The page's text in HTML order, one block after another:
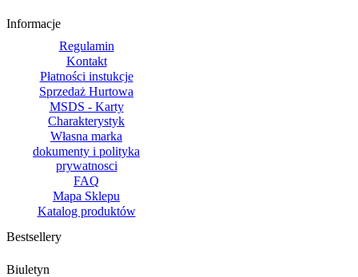
Informacje
Regulamin
Kontakt
Płatności instukcje
Sprzedaż Hurtowa
MSDS - Karty
Charakterystyk
Własna marka
dokumenty i polityka
prywatnosci
FAQ
Mapa Sklepu
Katalog produktów
Bestsellery
Biuletyn